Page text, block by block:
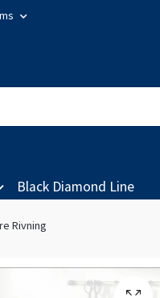
Black Diamond Line
Rivning